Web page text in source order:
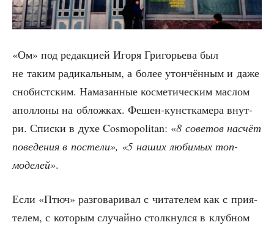
«Ом» под редак­ци­ей Иго­ря Гри­го­рье­ва был
не таким ради­каль­ным, а более утон­чён­ным и даже
сно­бист­ским. Нама­зан­ные кос­ме­ти­че­ским мас­лом
апол­ло­ны на облож­ках. Фешен-кунст­ка­ме­ра внут­
ри. Спис­ки в духе Cosmopolitan: «8 сове­тов насчёт
пове­де­ния в посте­ли», «5 наших люби­мых топ-
моде­лей».
Если «Птюч» раз­го­ва­ри­вал с чита­те­лем как с при­я­
те­лем, с кото­рым слу­чай­но столк­нул­ся в клуб­ном